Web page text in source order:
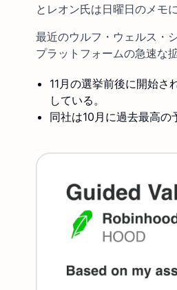
とレオン氏は日曜日のメモ
最近のウルフ・ウェルス・
プラットフォームの急速な
11月の選挙前後に開始
している。
同社は10月に過去最高の